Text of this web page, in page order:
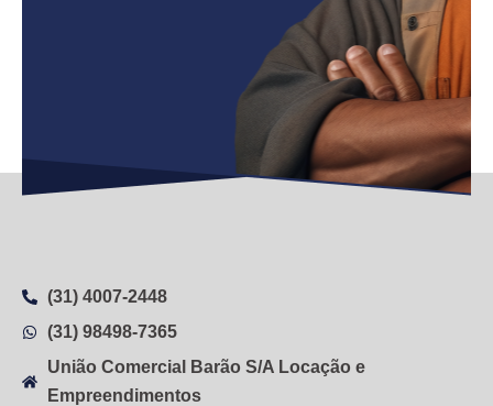
(31) 4007-2448
(31) 98498-7365
União Comercial Barão S/A Locação e
Empreendimentos